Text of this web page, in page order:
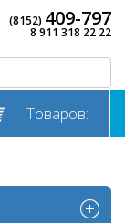
(8152) 409-797
8 911 318 22 22
Товаров: